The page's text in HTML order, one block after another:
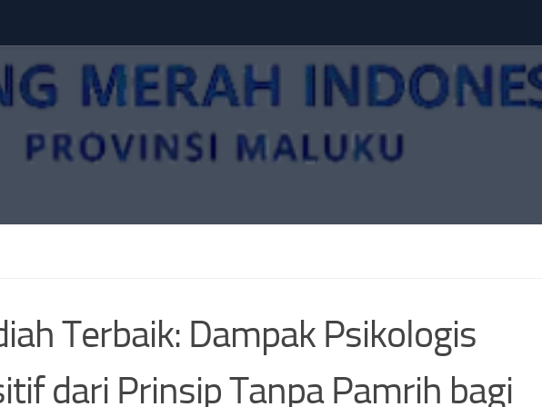
Terbaik: Dampak Psikologis
dari Prinsip Tanpa Pamrih bagi